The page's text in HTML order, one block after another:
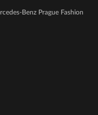
Benz Prague Fashion